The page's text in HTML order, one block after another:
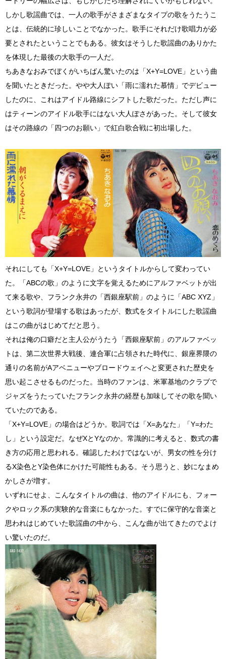
しかし歌謡曲では、一人の歌手がさまざまなタイプの歌をうたうこ
とは、伝統的に珍しいことでなかった。歌手にそれだけ歌唱力が必
要とされたということでもある。彼女はそうした歌謡曲のありかた
を体現した最後の大歌手の一人だ。
ちあきなおみでぼくがいちばん驚いたのは「X+Y=LOVE」という曲
を聞いたときだった。やや大人ぽい「雨に濡れた慕情」でデビュー
したのに、これはアイドル路線にシフトした歌だった。ただし声に
はティーンのアイドル歌手にはない大人ぽさがあった。そして彼女
はその路線の「四つのお願い」で紅白歌合戦に初出場した。
それにしても「X+Y=LOVE」というタイトルからして変わってい
た。「ABCの歌」のように文字を覚えるためにアルファベットが出
て来る歌や、フランク永井の「西銀座駅前」のように「ABC XYZ」
という歌詞が登場する歌はあったが、数式をタイトルにした歌謡曲
はこの曲がはじめてだと思う。
それは俺の口癖だと主人公がうたう「西銀座駅前」のアルファベッ
トは、第二次世界大戦後、連合軍に占領された時代に、銀座界隈の
通りの名前がAアベニューやブロードウェイへと変更された歴史を
思い起こさせるものだった。当時のファンは、米軍基地のクラブで
ジャズをうたっていたフランク永井の経歴も加味してその歌を聞い
ていたのである。
「X+Y=LOVE」の場合はどうか。歌詞では「X=あなた」「Y=わた
し」という設定だ。なぜXとYなのか。常識的に考えると、数式の書
き方の応用と思われる。確認したわけではないが、男女の性を分け
るX染色とY染色体にかけた可能性もある。そう思うと、妙になまめ
かしさが増す。
いずれにせよ、こんなタイトルの曲は、他のアイドルにも、フォー
クやロック系の実験的な音楽にもなかった。すでに保守的な音楽と
思われはじめていた歌謡曲の中から、こんな曲が出てきたのでよけ
い驚いたのだ。